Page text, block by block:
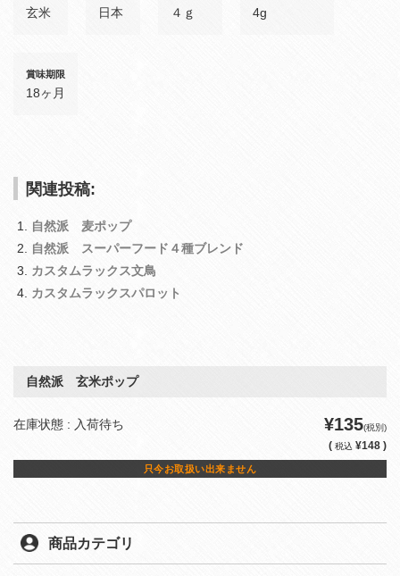
玄米 日本 ４ｇ 4g
賞味期限
18ヶ月
関連投稿:
自然派 麦ポップ
自然派 スーパーフード４種ブレンド
カスタムラックス文鳥
カスタムラックスパロット
自然派 玄米ポップ
在庫状態 : 入荷待ち ¥135(税別)
( 税込 ¥148 )
只今お取扱い出来ません
商品カテゴリ